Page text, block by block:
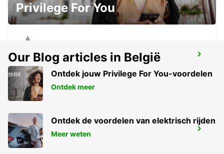
AVIANO - MILITAIRE BASIS
AVIANO - ITALY
VICENZA - MILITAIRE BASIS
VICENZA - ITALY
Privilege For You
Our Blog articles in België
Ontdek jouw Privilege For You-voordelen
Ontdek meer
Ontdek de voordelen van elektrisch rijden
Meer weten